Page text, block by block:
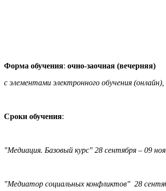
Форма обучения: очно-заочная (вечерняя)
с элементами электронного обучения
Сроки обучения:
"Медиация. Базовый курс" 28 сентября – 09
"Медиатор социальных конфликтов" 28